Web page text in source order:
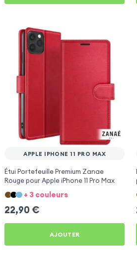
APPLE IPHONE 11 PRO MAX
Étui Portefeuille Premium Zanae
Rouge pour Apple iPhone 11 Pro Max
+ 3 couleurs
22,90 €
AJOUTER